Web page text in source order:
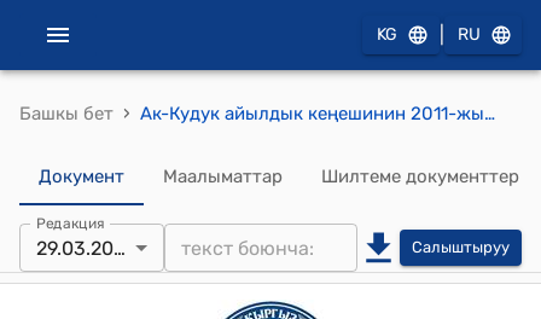
KG RU
Башкы бет › Ак-Кудук айылдык кеңешинин 2011-жылдын 29-мартындагы №118/ХVIII-25 "2011-жылы Ак-Кудук айылдык округунун Айыл өкмөтүнүн бюджетин бекитүү жөнүндө" токтому
Документ Маалыматтар Шилтеме документтер
Редакция
29.03.2011 Салыштыруу